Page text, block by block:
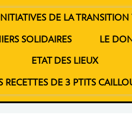
DE LA TRANSITION
SOLIDAIRES LE
ETAT DES LIEUX
RECETTES DE 3 PTITS